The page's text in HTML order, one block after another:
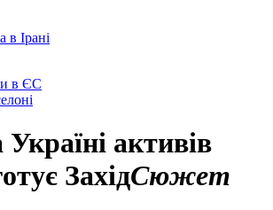
в Ірані
в ЄС
активів
ЗахідСюжет